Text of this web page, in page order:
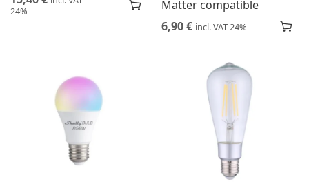
24%
Matter compatible
6,90€ incl. VAT 24%